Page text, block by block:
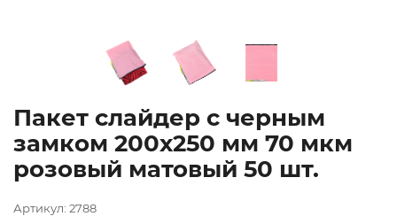
Пакет слайдер с черным
замком 200х250 мм 70 мкм
розовый матовый 50 шт.
Артикул: 2788